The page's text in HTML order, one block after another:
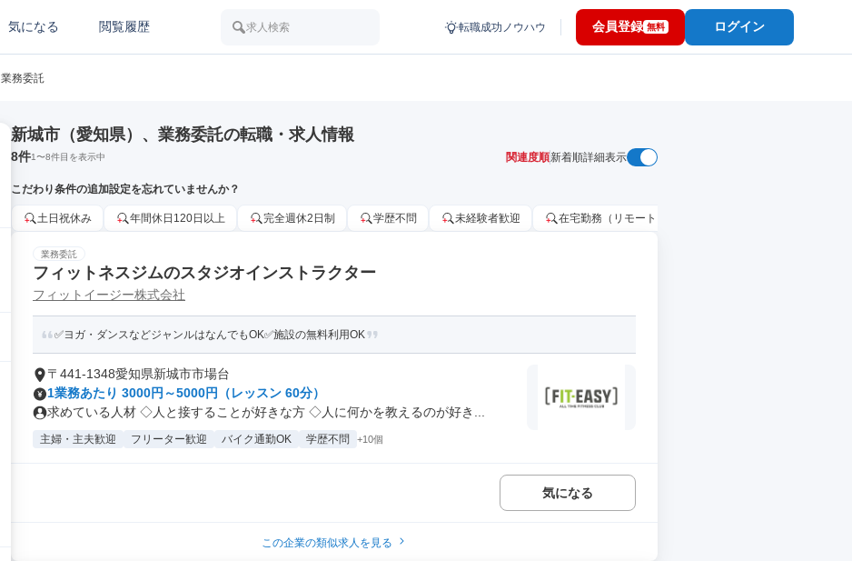
気になる 閲覧履歴 求人検索 転職成功ノウハウ 会員登録 無料 ログイン
業務委託
新城市（愛知県）、業務委託の転職・求人情報
8件1〜8件目を表示中 関連度順新着順詳細表示
こだわり条件の追加設定を忘れていませんか？
土日祝休み 年間休日120日以上 完全週休2日制 学歴不問 未経験者歓迎 在宅勤務（リモートワーク）OK
業務委託
フィットネスジムのスタジオインストラクター
フィットイージー株式会社
✅ヨガ・ダンスなどジャンルはなんでもOK✅施設の無料利用OK
〒441-1348愛知県新城市市場台
1業務あたり 3000円～5000円（レッスン 60分）
求めている人材 ◇人と接することが好きな方 ◇人に何かを教えるのが好き...
主婦・主夫歓迎 フリーター歓迎 バイク通勤OK 学歴不問 +10個
気になる
この企業の類似求人を見る